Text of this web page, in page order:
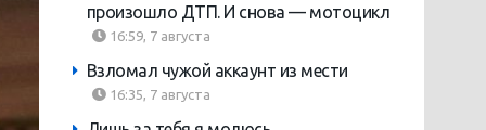
произошло ДТП. И снова — мотоцикл
16:59, 7 августа
Взломал чужой аккаунт из мести
16:35, 7 августа